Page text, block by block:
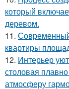
который
деревом.
11.
квартиры
12. Интерьер
столовая
атмосферу